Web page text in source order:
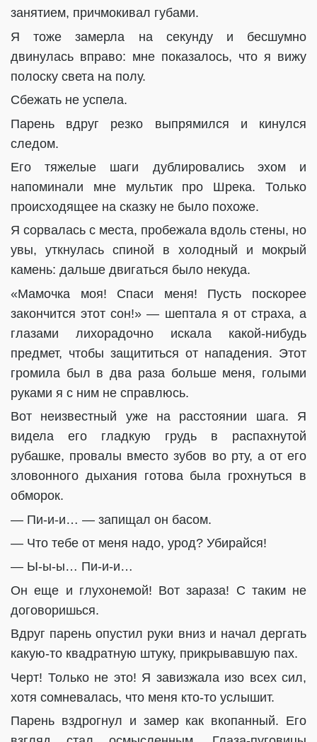
занятием, причмокивал губами.
Я тоже замерла на секунду и бесшумно
двинулась вправо: мне показалось, что я вижу
полоску света на полу.
Сбежать не успела.
Парень вдруг резко выпрямился и кинулся
следом.
Его тяжелые шаги дублировались эхом и
напоминали мне мультик про Шрека. Только
происходящее на сказку не было похоже.
Я сорвалась с места, пробежала вдоль стены, но
увы, уткнулась спиной в холодный и мокрый
камень: дальше двигаться было некуда.
«Мамочка моя! Спаси меня! Пусть поскорее
закончится этот сон!» — шептала я от страха, а
глазами лихорадочно искала какой-нибудь
предмет, чтобы защититься от нападения. Этот
громила был в два раза больше меня, голыми
руками я с ним не справлюсь.
Вот неизвестный уже на расстоянии шага. Я
видела его гладкую грудь в распахнутой
рубашке, провалы вместо зубов во рту, а от его
зловонного дыхания готова была грохнуться в
обморок.
— Пи-и-и… — запищал он басом.
— Что тебе от меня надо, урод? Убирайся!
— Ы-ы-ы… Пи-и-и…
Он еще и глухонемой! Вот зараза! С таким не
договоришься.
Вдруг парень опустил руки вниз и начал дергать
какую-то квадратную штуку, прикрывавшую пах.
Черт! Только не это! Я завизжала изо всех сил,
хотя сомневалась, что меня кто-то услышит.
Парень вздрогнул и замер как вкопанный. Его